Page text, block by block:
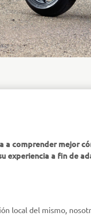
MyYamaha
Yamaha Motor Global
comprender mejor
experiencia a fin de
local del mismo,